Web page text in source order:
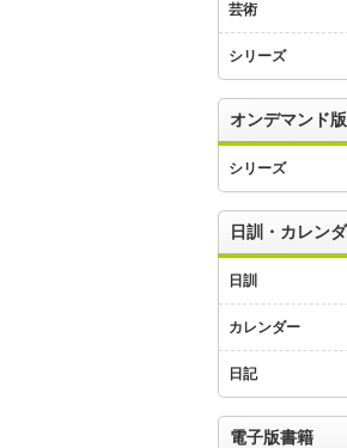
芸術
シリーズ
オンデマンド
シリーズ
日訓・カレン
日訓
カレンダー
日記
電子版書籍